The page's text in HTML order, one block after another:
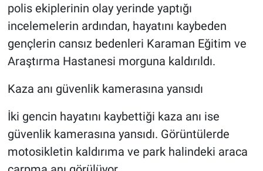
polis ekiplerinin olay yerinde yaptığı
incelemelerin ardından, hayatını kaybeden
gençlerin cansız bedenleri Karaman Eğitim ve
Araştırma Hastanesi morguna kaldırıldı.
Kaza anı güvenlik kamerasına yansıdı
İki gencin hayatını kaybettiği kaza anı ise
güvenlik kamerasına yansıdı. Görüntülerde
motosikletin kaldırıma ve park halindeki araca